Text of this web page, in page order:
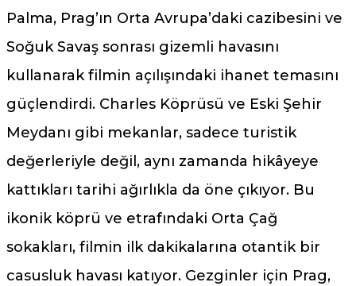
Palma, Prag’ın Orta Avrupa’daki cazibesini ve
Soğuk Savaş sonrası gizemli havasını
kullanarak filmin açılışındaki ihanet temasını
güçlendirdi. Charles Köprüsü ve Eski Şehir
Meydanı gibi mekanlar, sadece turistik
değerleriyle değil, aynı zamanda hikâyeye
kattıkları tarihi ağırlıkla da öne çıkıyor. Bu
ikonik köprü ve etrafındaki Orta Çağ
sokakları, filmin ilk dakikalarına otantik bir
casusluk havası katıyor. Gezginler için Prag,